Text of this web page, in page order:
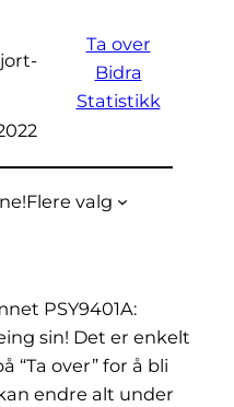
Ta over
Bidra
Statistikk
Flere valg
PSY9401A:
sin! Det er enkelt
“Ta over” for å bli
endre alt under